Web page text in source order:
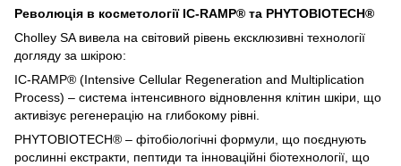
Революція в косметології IC-RAMP® та PHYTOBIOTECH®
Cholley SA вивела на світовий рівень ексклюзивні технології
догляду за шкірою:
IC-RAMP® (Intensive Cellular Regeneration and Multiplication
Process) – система інтенсивного відновлення клітин шкіри, що
активізує регенерацію на глибокому рівні.
PHYTOBIOTECH® – фітобіологічні формули, що поєднують
рослинні екстракти, пептиди та інноваційні біотехнології, що